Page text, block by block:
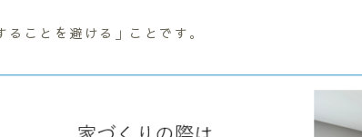
ことを避ける」ことです。